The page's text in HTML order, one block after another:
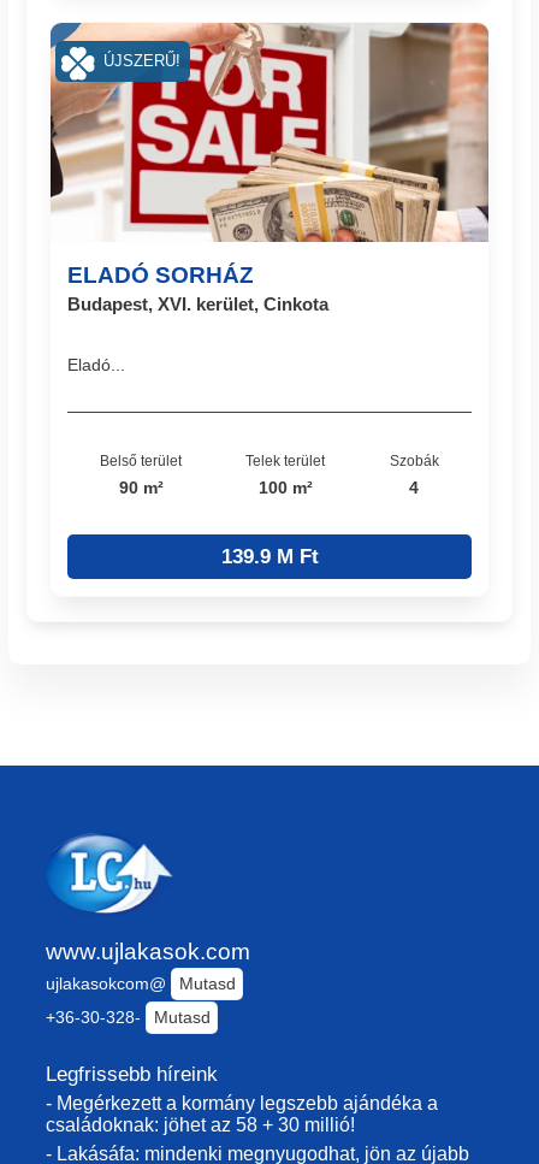
ELADÓ SORHÁZ
Budapest, XVI. kerület, Cinkota
Eladó...
Belső terület
90 m²
Telek terület
100 m²
Szobák
4
139.9 M Ft
ÚJSZERŰ!
www.ujlakasok.com
ujlakasokcom@
Mutasd
+36-30-328-
Mutasd
Legfrissebb híreink
- Megérkezett a kormány legszebb ajándéka a
családoknak: jöhet az 58 + 30 millió!
- Lakásáfa: mindenki megnyugodhat, jön az újabb